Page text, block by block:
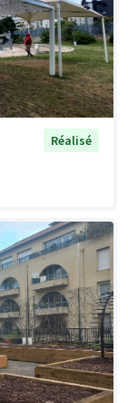
Réalisé